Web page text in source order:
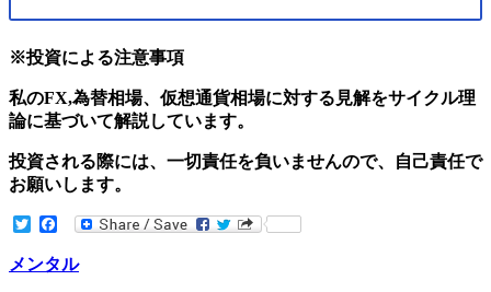
※投資による注意事項
私のFX,為替相場、仮想通貨相場に対する見解をサイクル理
論に基づいて解説しています。
投資される際には、一切責任を負いませんので、自己責任で
お願いします。
TwitterFacebook
メンタル